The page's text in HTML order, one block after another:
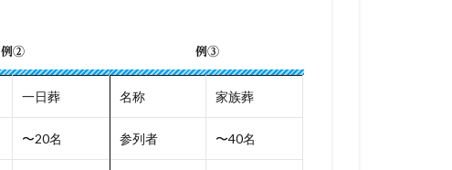
例②
一日葬
〜20名
例③
名称 家族葬
参列者 〜40名